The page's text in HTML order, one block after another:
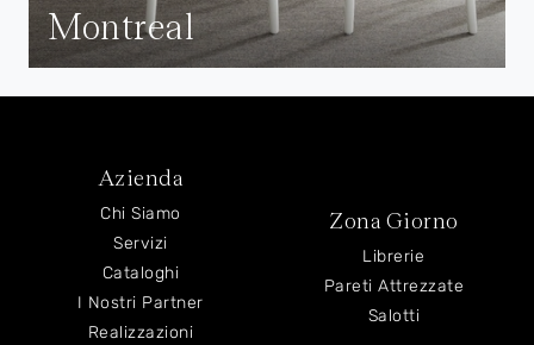
Montreal
Azienda
Chi Siamo
Servizi
Cataloghi
I Nostri Partner
Realizzazioni
Zona Giorno
Librerie
Pareti Attrezzate
Salotti